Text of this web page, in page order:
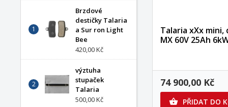
Brzdové
destičky Talaria
a Sur ron Light
Bee
420,00 Kč
výztuha
stupaček
Talaria
500,00 Kč
Talaria xXx
MX 60V 25Ah
74 900,00 Kč
 PŘIDAT DO